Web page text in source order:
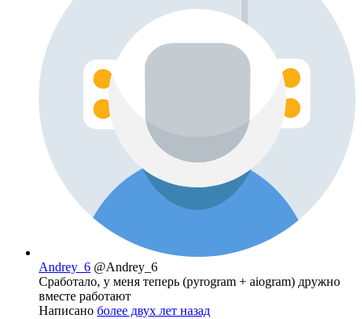
Andrey_6 @Andrey_6
Сработало, у меня теперь (pyrogram + aiogram) дружно
вместе работают
Написано более двух лет назад